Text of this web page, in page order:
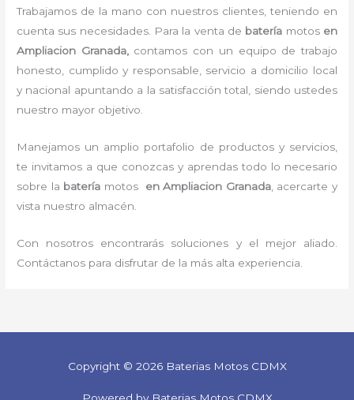
Trabajamos de la mano con nuestros clientes, teniendo en
cuenta sus necesidades. Para la venta de batería motosen
Ampliacion Granada, contamos con un equipo de trabajo
honesto, cumplido y responsable, servicio a domicilio local
y nacional apuntando a la satisfacción total, siendo ustedes
nuestro mayor objetivo.
Manejamos un amplio portafolio de productos y servicios,
te invitamos a que conozcas y aprendas todo lo necesario
sobre la batería motosen Ampliacion Granada, acercarte y
vista nuestro almacén.
Con nosotros encontrarás soluciones y el mejor aliado.
Contáctanos para disfrutar de la más alta experiencia.
Copyright © 2026 Baterias Motos CDMX